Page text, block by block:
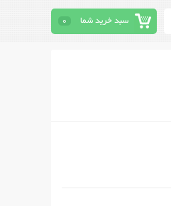
سبد خرید شما 0